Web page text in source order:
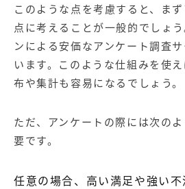
このような点を考慮すると、ま
点に考えることが一般的でしょ
ンによる安価なアンケート調査
います。このような仕組みを使
布や集計も容易になるでしょう。
ただ、アンケートの際には次の
要です。
任意の場合、高い満足や強い